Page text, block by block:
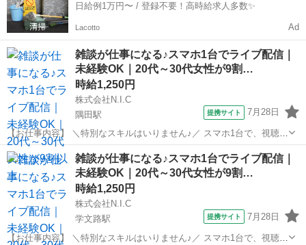
日給例1万円〜 / 登録不要！高時給求人多数✨
Lacotto Ad
雑談が仕事になる♪スマホ1台でライブ配信｜
未経験OK｜20代～30代女性が9割…
時給1,250円
株式会社N.I.C
隅田駅
提携サイト 7月28日
【お仕事内容】 ＼特別なスキルはいりません♪／ スマホ1台で、視聴者
と楽しくお話しするだけ。 在籍ライバーの9割以上が20代～30代の女
性。 同世代が多く、未経験からでも始めやすい環境です。 スマホアプ
リを使ったライブ配...
和歌山 橋本市 隅田駅 イベントスタッフ
雑談が仕事になる♪スマホ1台でライブ配信｜
未経験OK｜20代～30代女性が9割…
時給1,250円
株式会社N.I.C
学文路駅
提携サイト 7月28日
【お仕事内容】 ＼特別なスキルはいりません♪／ スマホ1台で、視聴者